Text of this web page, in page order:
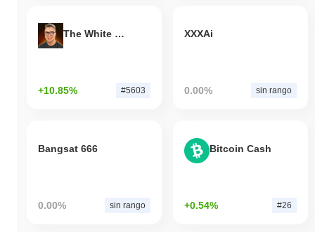
The White Bull
+10.85% #5603
XXXAi
0.00% sin rango
Bangsat 666
0.00% sin rango
Bitcoin Cash
+0.54% #26